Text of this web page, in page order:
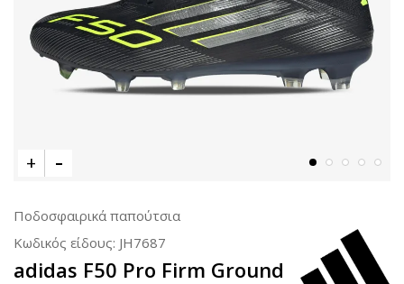
Ποδοσφαιρικά παπούτσια
Κωδικός είδους: JH7687
adidas F50 Pro Firm Ground